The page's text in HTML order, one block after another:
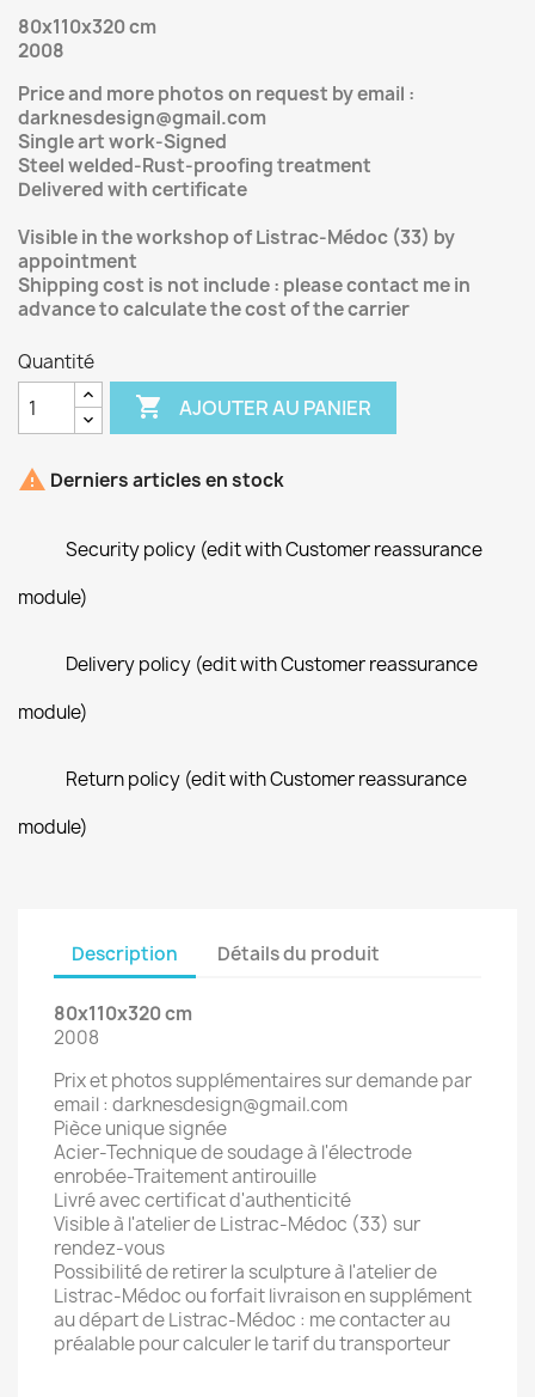
80x110x320 cm
2008
Price and more photos on request by email :
darknesdesign@gmail.com
Single art work-Signed
Steel welded-Rust-proofing treatment
Delivered with certificate
Visible in the workshop of Listrac-Médoc (33) by
appointment
Shipping cost is not include : please contact me in
advance to calculate the cost of the carrier
Quantité
 AJOUTER AU PANIER
 Derniers articles en stock
Security policy (edit with Customer reassurance
module)
Delivery policy (edit with Customer reassurance
module)
Return policy (edit with Customer reassurance
module)
Description Détails du produit
80x110x320 cm
2008
Prix et photos supplémentaires sur demande par
email : darknesdesign@gmail.com
Pièce unique signée
Acier-Technique de soudage à l'électrode
enrobée-Traitement antirouille
Livré avec certificat d'authenticité
Visible à l'atelier de Listrac-Médoc (33) sur
rendez-vous
Possibilité de retirer la sculpture à l'atelier de
Listrac-Médoc ou forfait livraison en supplément
au départ de Listrac-Médoc : me contacter au
préalable pour calculer le tarif du transporteur